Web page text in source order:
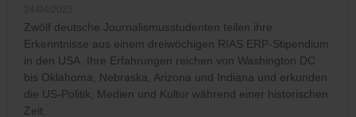
Zwölf deutsche Journalismusstudenten teilen ihre
Erkenntnisse aus einem dreiwöchigen RIAS ERP-Stipendium
in den USA. Ihre Erfahrungen reichen von Washington DC
bis Oklahoma, Nebraska, Arizona und Indiana und erkunden
die US-Politik, Medien und Kultur während einer historischen
Zeit.